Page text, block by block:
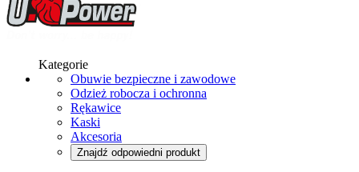
Kategorie
Obuwie bezpieczne i zawodowe
Odzież robocza i ochronna
Rękawice
Kaski
Akcesoria
Znajdź odpowiedni produkt